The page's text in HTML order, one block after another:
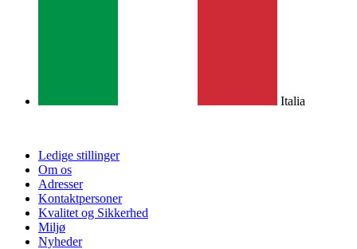
Italia
Ledige stillinger
Om os
Adresser
Kontaktpersoner
Kvalitet og Sikkerhed
Miljø
Nyheder